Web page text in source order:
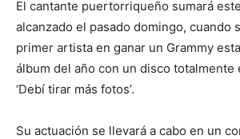
El cantante puertorriqueño sumará
alcanzado el pasado domingo, cuando
primer artista en ganar un Grammy
álbum del año con un disco totalmente
‘Debí tirar más fotos’.
Su actuación se llevará a cabo en un